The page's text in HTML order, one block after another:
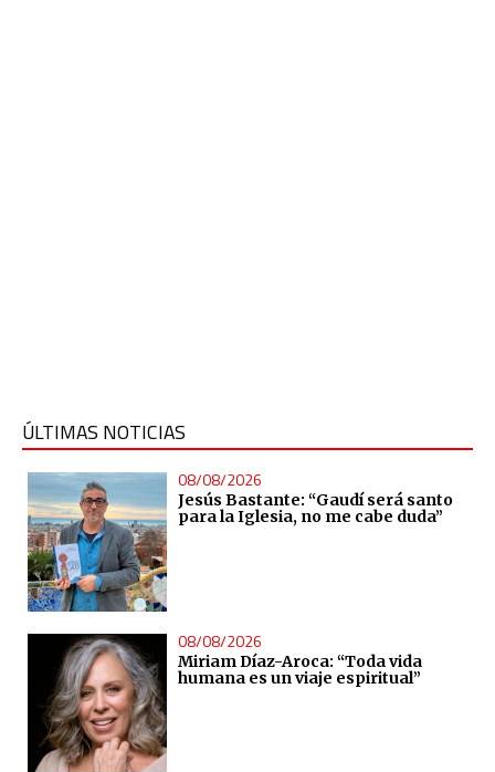
ÚLTIMAS NOTICIAS
08/08/2026
Jesús Bastante: “Gaudí será santo
para la Iglesia, no me cabe duda”
08/08/2026
Miriam Díaz-Aroca: “Toda vida
humana es un viaje espiritual”